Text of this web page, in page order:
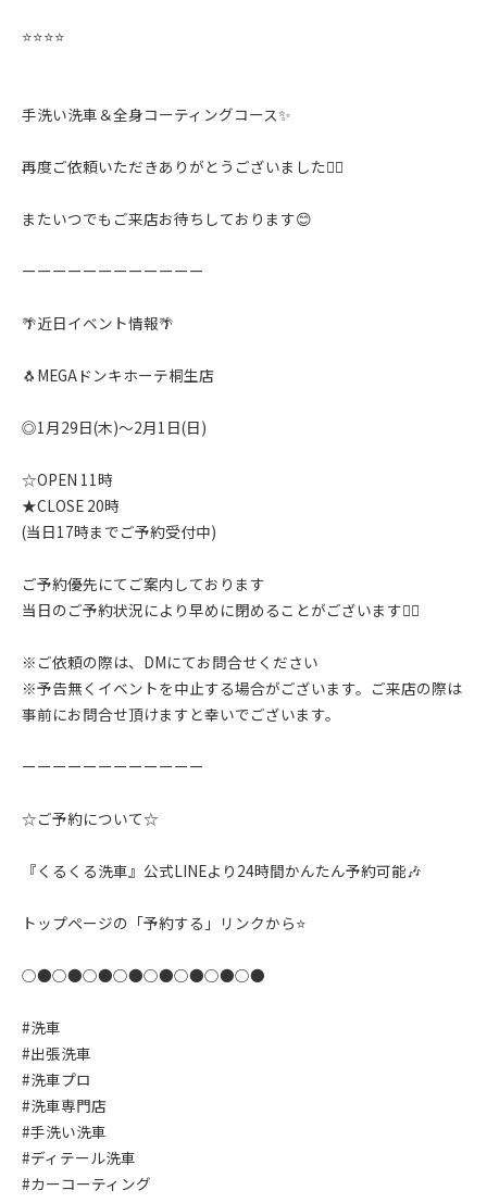
⭐️⭐️⭐️⭐️
手洗い洗車＆全身コーティングコース✨️
再度ご依頼いただきありがとうございました🙇‍♂️
またいつでもご来店お待ちしております😊
ーーーーーーーーーーーー
🌴近日イベント情報🌴
🐧MEGAドンキホーテ桐生店
◎1月29日(木)〜2月1日(日)
☆OPEN 11時
★CLOSE 20時
(当日17時までご予約受付中)
ご予約優先にてご案内しております
当日のご予約状況により早めに閉めることがございます🙇‍♂️
※ご依頼の際は、DMにてお問合せください
※予告無くイベントを中止する場合がございます。ご来店の際は
事前にお問合せ頂けますと幸いでございます。
ーーーーーーーーーーーー
☆ご予約について☆
『くるくる洗車』公式LINEより24時間かんたん予約可能🎶
トップページの「予約する」リンクから⭐️
○●○●○●○●○●○●○●○●
#洗車
#出張洗車
#洗車プロ
#洗車専門店
#手洗い洗車
#ディテール洗車
#カーコーティング